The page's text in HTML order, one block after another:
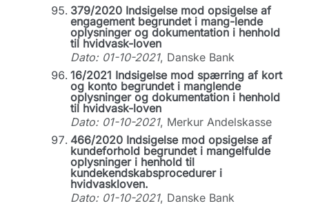
379/2020 Indsigelse mod opsigelse af
engagement begrundet i mang-lende
oplysninger og dokumentation i henhold
til hvidvask-loven
Dato: 01-10-2021, Danske Bank
16/2021 Indsigelse mod spærring af kort
og konto begrundet i manglende
oplysninger og dokumentation i henhold
til hvidvask-loven
Dato: 01-10-2021, Merkur Andelskasse
466/2020 Indsigelse mod opsigelse af
kundeforhold begrundet i mangelfulde
oplysninger i henhold til
kundekendskabsprocedurer i
hvidvaskloven.
Dato: 01-10-2021, Danske Bank